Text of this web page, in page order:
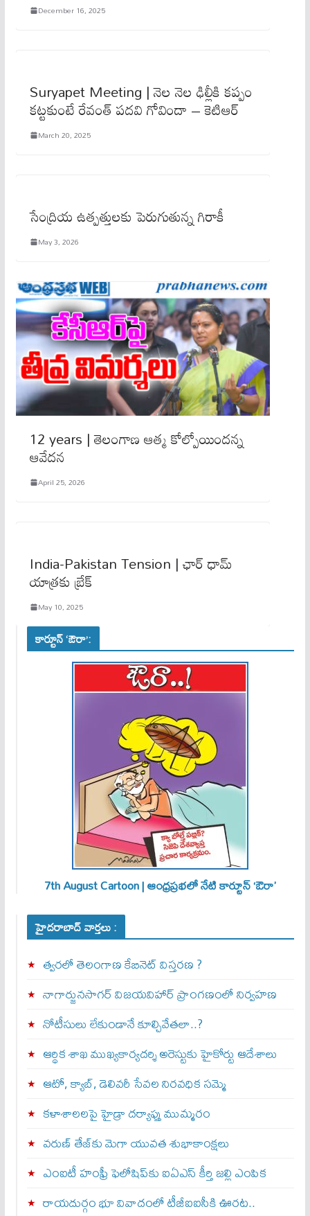
December 16, 2025
Suryapet Meeting | నెల నెల ఢిల్లీకి క‌ప్పం
కట్టకుంటే రేవంత్ ప‌ద‌వి గోవిందా – కెటిఆర్
March 20, 2025
సేంద్రియ ఉత్పత్తులకు పెరుగుతున్న గిరాకీ
May 3, 2026
12 years | తెలంగాణ ఆత్మ కోల్పోయిందన్న
ఆవేదన
April 25, 2026
India-Pakistan Tension | ఛార్ ధామ్
యాత్రకు బ్రేక్
May 10, 2025
కార్టూన్ ‘ఔరా’:
7th August Cartoon | ఆంధ్రప్రభలో నేటి కార్టూన్ ‘ఔరా’
హైదరాబాద్ వార్తలు :
త్వ‌ర‌లో తెలంగాణ కేబినెట్ విస్తరణ ?
నాగార్జునసాగర్ విజయవిహార్ ప్రాంగణంలో నిర్వహణ
నోటీసులు లేకుండానే కూల్చివేతలా..?
ఆర్థిక శాఖ ముఖ్యకార్యదర్శి అరెస్టుకు హైకోర్టు ఆదేశాలు
ఆటో, క్యాబ్, డెలివరీ సేవల నిరవధిక సమ్మె
కళాశాలలపై హైడ్రా దర్యాప్తు ముమ్మరం
వరుణ్ తేజ్‌కు మెగా యువత శుభాకాంక్షలు
ఎంఐటీ హంఫ్రీ ఫెలోషిప్‌కు ఐఏఎస్ కీర్తి జల్లి ఎంపిక
రాయదుర్గం భూ వివాదంలో టీజీఐఐసీకి ఊరట..